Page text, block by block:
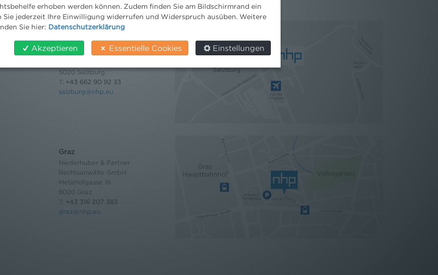
Salzburg
Niederhuber & Partner
Rechtsanwälte GmbH
5020 Salzburg
T: +43 662 90 92 33
salzburg@nhp.eu
Graz
Niederhuber & Partner
Rechtsanwälte GmbH
Metahofgasse 16
8020 Graz
T: +43 316 207 383
graz@nhp.eu
erhoben werden können. Zudem finden Sie am Bildschirmrand ein
Sie jederzeit Ihre Einwilligung widerrufen und Widerspruch ausüben. Weitere
Sie hier: Datenschutzerklärung
Akzeptieren Essentielle Cookies Einstellungen